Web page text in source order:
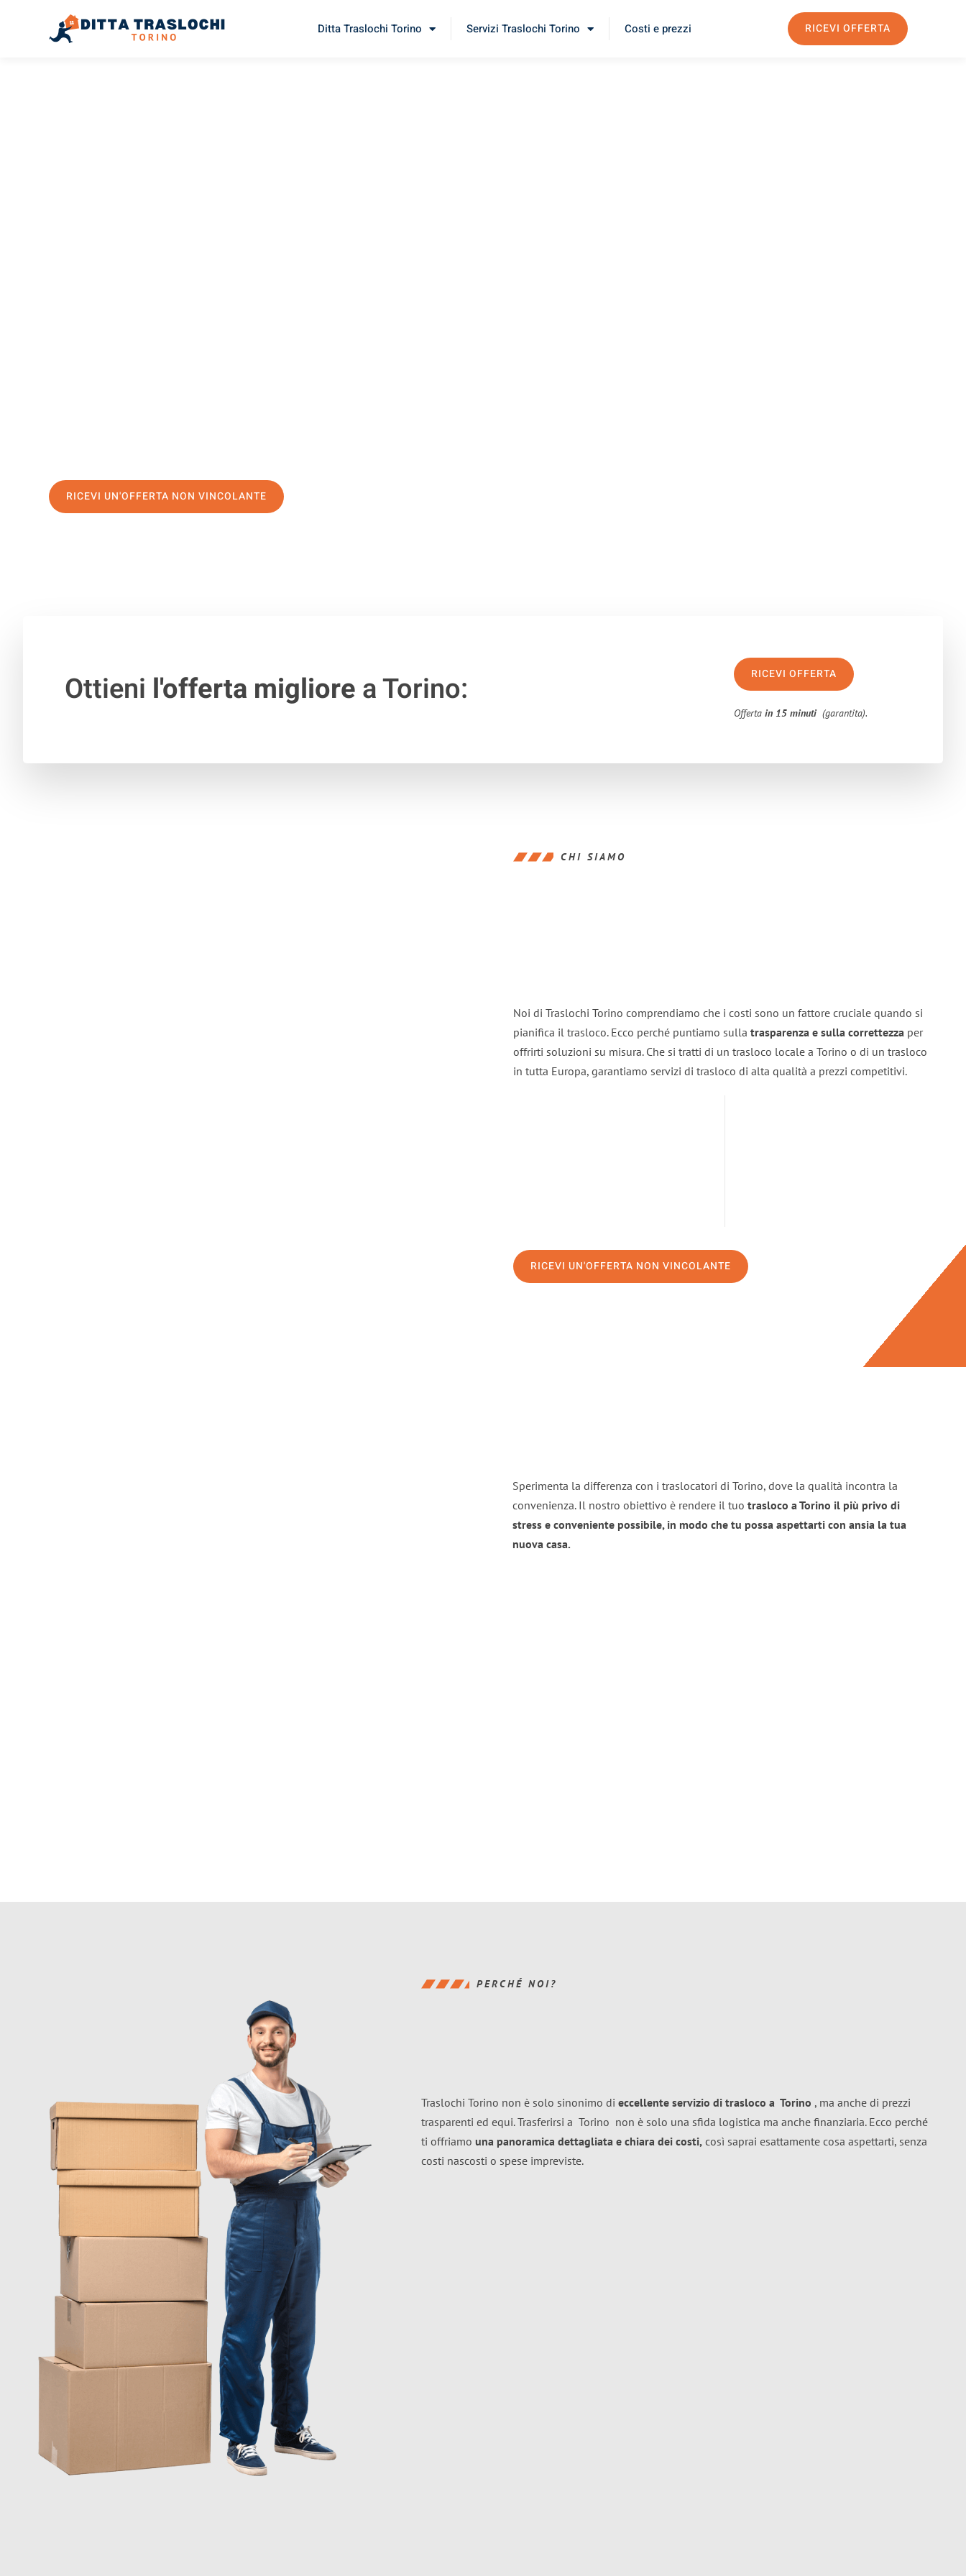
Ditta Traslochi Torino Servizi Traslochi Torino Costi e prezzi RICEVI OFFERTA
RICEVI UN'OFFERTA NON VINCOLANTE
Ottieni l'offerta migliorea Torino: RICEVI OFFERTA
Offertain 15 minuti (garantita).
CHI SIAMO
Noi di Traslochi Torino comprendiamo che i costi sono un fattore cruciale quando si
pianifica il trasloco. Ecco perché puntiamo sulla trasparenza e sulla correttezza per
offrirti soluzioni su misura. Che si tratti di un trasloco locale a Torino o di un trasloco
in tutta Europa, garantiamo servizi di trasloco di alta qualità a prezzi competitivi.
RICEVI UN'OFFERTA NON VINCOLANTE
Sperimenta la differenza con i traslocatori di Torino, dove la qualità incontra la
convenienza. Il nostro obiettivo è rendere il tuo trasloco a Torino il più privo di
stress e conveniente possibile, in modo che tu possa aspettarti con ansia la tua
nuova casa.
PERCHÉ NOI?
Traslochi Torino non è solo sinonimo di eccellente servizio di trasloco a Torino , ma anche di prezzi
trasparenti ed equi. Trasferirsi a Torino non è solo una sfida logistica ma anche finanziaria. Ecco perché
ti offriamo una panoramica dettagliata e chiara dei costi, così saprai esattamente cosa aspettarti, senza
costi nascosti o spese impreviste.